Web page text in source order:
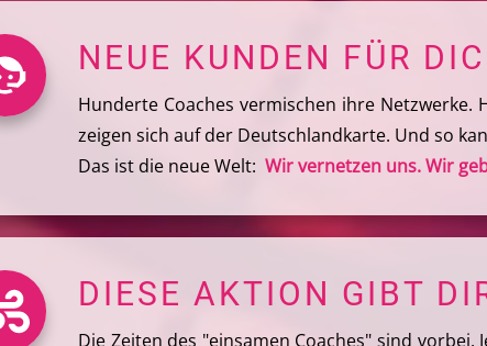
NEUE KUNDEN FÜR
Hunderte Coaches vermischen ihre Netzwerke.
zeigen sich auf der Deutschlandkarte. Und so
Das ist die neue Welt:Wir vernetzen uns. Wir
DIESE AKTION GIBT
Die Zeiten des "einsamen Coaches" sind